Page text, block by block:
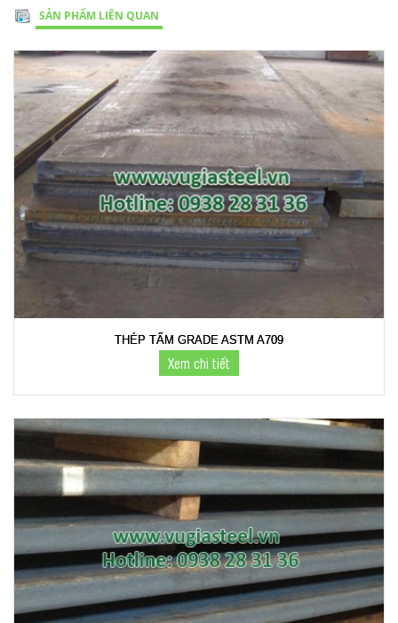
SẢN PHẨM LIÊN QUAN
THÉP TẤM GRADE ASTM A709
Xem chi tiết